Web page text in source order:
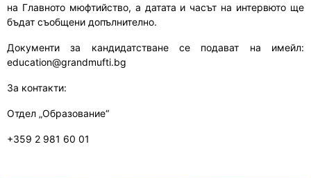
на Главното мюфтийство, а датата и часът на интервюто ще
бъдат съобщени допълнително.
Документи за кандидатстване се подават на имейл:
education@grandmufti.bg
За контакти:
​Отдел „Образование“
+359 2 981 60 01